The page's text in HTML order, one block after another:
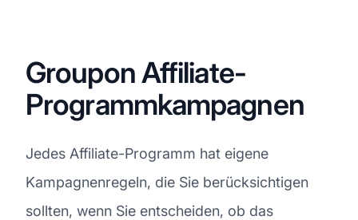
Groupon Affiliate-
Programmkampagnen
Jedes Affiliate-Programm hat eigene
Kampagnenregeln, die Sie berücksichtigen
sollten, wenn Sie entscheiden, ob das